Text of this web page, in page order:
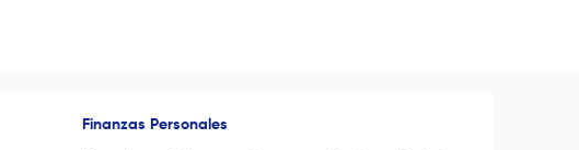
Finanzas Personales